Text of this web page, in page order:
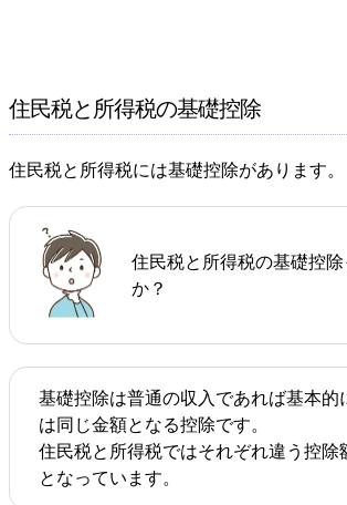
住民税と所得税の基礎控除
住民税と所得税には基礎控除があります。
住民税と所得税の基礎控
か？
基礎控除は普通の収入であれば基本的
は同じ金額となる控除です。
住民税と所得税ではそれぞれ違う控除
となっています。